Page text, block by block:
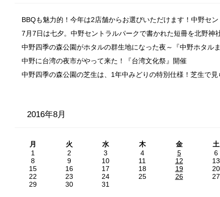
BBQも魅力的！今年は2店舗からお選びいただけます！中野セ
7月7日は七夕。中野セントラルパークで書かれた短冊を北野神
中野四季の森公園がホタルの群生地になった夜～『中野ホタル
中野に台湾の夜市がやって来た！『台湾文化祭』開催
中野四季の森公園の芝生は、1年中みどりの特別仕様！芝生で
2016年8月
月 火 水 木 金
土
1
2 3 4 5
6
8
9 10 11 12
13
15
16 17 18 19
20
22
23 24 25 26
27
29
30 31